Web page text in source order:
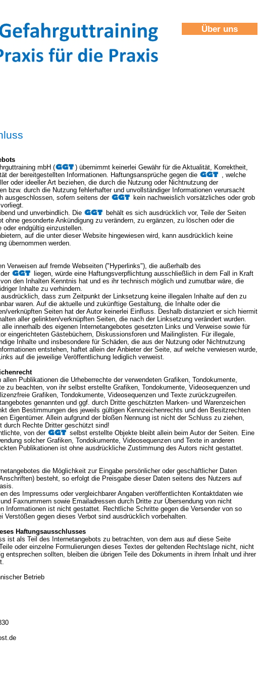
Über uns
mbH (
) übernimmt keinerlei Gewähr für die Aktualität, Korrektheit,
der bereitgestellten Informationen. Haftungsansprüche gegen die
, welche
oder ideeller Art beziehen, die durch die Nutzung oder Nichtnutzung der
bzw. durch die Nutzung fehlerhafter und unvollständiger Informationen verursacht
ausgeschlossen, sofern seitens der
kein nachweislich vorsätzliches oder grob
und unverbindlich. Die
behält es sich ausdrücklich vor, Teile der Seiten
ohne gesonderte Ankündigung zu verändern, zu ergänzen, zu löschen oder die
oder endgültig einzustellen.
auf die unter dieser Website hingewiesen wird, kann ausdrücklich keine
übernommen werden.
Verweisen auf fremde Webseiten ("Hyperlinks"), die außerhalb des
liegen, würde eine Haftungsverpflichtung ausschließlich in dem Fall in Kraft
von den Inhalten Kenntnis hat und es ihr technisch möglich und zumutbar wäre, die
Inhalte zu verhindern.
dass zum Zeitpunkt der Linksetzung keine illegalen Inhalte auf den zu
waren. Auf die aktuelle und zukünftige Gestaltung, die Inhalte oder die
verknüpften Seiten hat der Autor keinerlei Einfluss. Deshalb distanziert er sich hiermit
aller gelinkten/verknüpften Seiten, die nach der Linksetzung verändert wurden.
innerhalb des eigenen Internetangebotes gesetzten Links und Verweise sowie für
eingerichteten Gästebüchern, Diskussionsforen und Mailinglisten. Für illegale,
Inhalte und insbesondere für Schäden, die aus der Nutzung oder Nichtnutzung
entstehen, haftet allein der Anbieter der Seite, auf welche verwiesen wurde,
auf die jeweilige Veröffentlichung lediglich verweist.
Publikationen die Urheberrechte der verwendeten Grafiken, Tondokumente,
zu beachten, von ihr selbst erstellte Grafiken, Tondokumente, Videosequenzen und
Grafiken, Tondokumente, Videosequenzen und Texte zurückzugreifen.
genannten und ggf. durch Dritte geschützten Marken- und Warenzeichen
den Bestimmungen des jeweils gültigen Kennzeichenrechts und den Besitzrechten
Eigentümer. Allein aufgrund der bloßen Nennung ist nicht der Schluss zu ziehen,
durch Rechte Dritter geschützt sind!
von der
selbst erstellte Objekte bleibt allein beim Autor der Seiten. Eine
solcher Grafiken, Tondokumente, Videosequenzen und Texte in anderen
Publikationen ist ohne ausdrückliche Zustimmung des Autors nicht gestattet.
die Möglichkeit zur Eingabe persönlicher oder geschäftlicher Daten
besteht, so erfolgt die Preisgabe dieser Daten seitens des Nutzers auf
des Impressums oder vergleichbarer Angaben veröffentlichten Kontaktdaten wie
Faxnummern sowie Emailadressen durch Dritte zur Übersendung von nicht
Informationen ist nicht gestattet. Rechtliche Schritte gegen die Versender von so
Verstößen gegen dieses Verbot sind ausdrücklich vorbehalten.
Haftungsausschlusses
ist als Teil des Internetangebots zu betrachten, von dem aus auf diese Seite
oder einzelne Formulierungen dieses Textes der geltenden Rechtslage nicht, nicht
entsprechen sollten, bleiben die übrigen Teile des Dokuments in ihrem Inhalt und ihrer
Betrieb